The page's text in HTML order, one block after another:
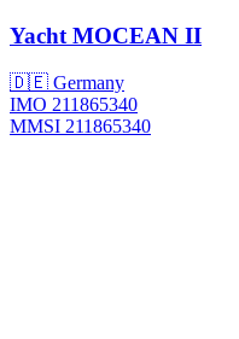
YachtMOCEAN II
🇩🇪 Germany
IMO 211865340
MMSI 211865340